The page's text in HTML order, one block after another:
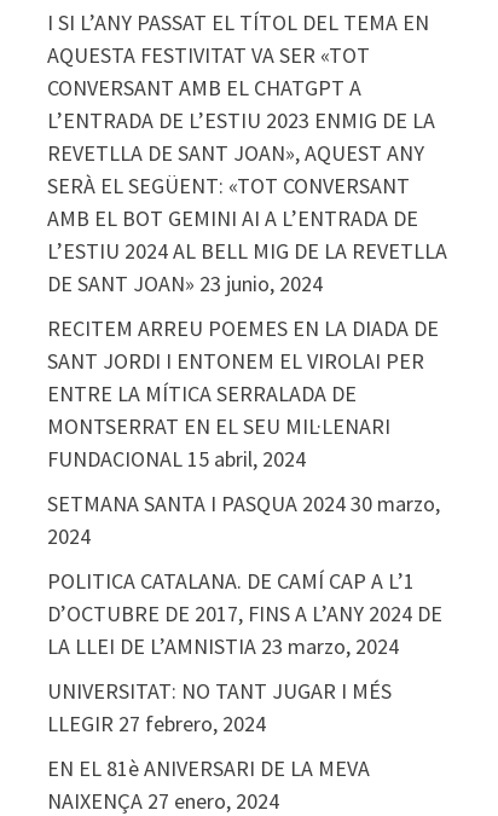
I SI L’ANY PASSAT EL TÍTOL DEL TEMA EN
AQUESTA FESTIVITAT VA SER «TOT
CONVERSANT AMB EL CHATGPT A
L’ENTRADA DE L’ESTIU 2023 ENMIG DE LA
REVETLLA DE SANT JOAN», AQUEST ANY
SERÀ EL SEGÜENT: «TOT CONVERSANT
AMB EL BOT GEMINI AI A L’ENTRADA DE
L’ESTIU 2024 AL BELL MIG DE LA REVETLLA
DE SANT JOAN» 23 junio, 2024
RECITEM ARREU POEMES EN LA DIADA DE
SANT JORDI I ENTONEM EL VIROLAI PER
ENTRE LA MÍTICA SERRALADA DE
MONTSERRAT EN EL SEU MIL·LENARI
FUNDACIONAL 15 abril, 2024
SETMANA SANTA I PASQUA 202430 marzo,
2024
POLITICA CATALANA. DE CAMÍ CAP A L’1
D’OCTUBRE DE 2017, FINS A L’ANY 2024 DE
LA LLEI DE L’AMNISTIA 23 marzo, 2024
UNIVERSITAT: NO TANT JUGAR I MÉS
LLEGIR 27 febrero, 2024
EN EL 81è ANIVERSARI DE LA MEVA
NAIXENÇA 27 enero, 2024